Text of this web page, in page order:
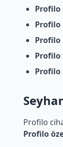
Profilo
Profilo
Profilo
Profilo
Profilo
Profilo
Profilo